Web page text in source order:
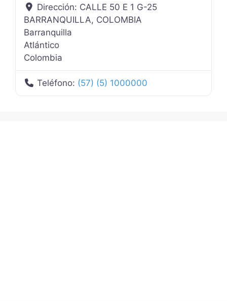
Dirección: CALLE 50 E 1 G-25
BARRANQUILLA, COLOMBIA
Barranquilla
Atlántico
Colombia
Teléfono: (57) (5) 1000000